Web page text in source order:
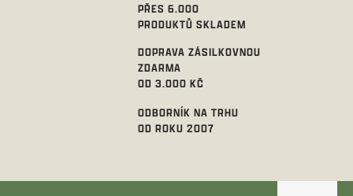
PŘES 6.000
PRODUKTŮ SKLADEM
DOPRAVA ZÁSILKOVNOU
ZDARMA
OD 3.000 KČ
ODBORNÍK NA TRHU
OD ROKU 2007